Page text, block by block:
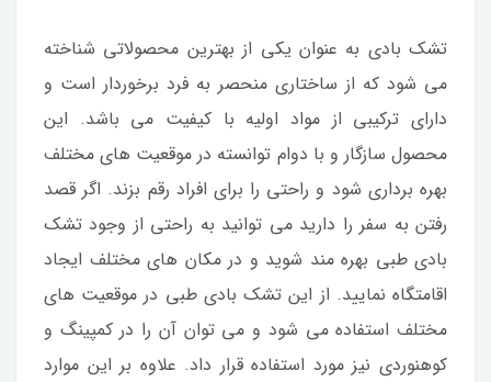
تشک بادی به عنوان یکی از بهترین محصولاتی شناخته
می شود که از ساختاری منحصر به فرد برخوردار است و
دارای ترکیبی از مواد اولیه با کیفیت می باشد. این
محصول سازگار و با دوام توانسته در موقعیت های مختلف
بهره برداری شود و راحتی را برای افراد رقم بزند. اگر قصد
رفتن به سفر را دارید می توانید به راحتی از وجود تشک
بادی طبی بهره مند شوید و در مکان های مختلف ایجاد
اقامتگاه نمایید. از این تشک بادی طبی در موقعیت های
مختلف استفاده می شود و می توان آن را در کمپینگ و
کوهنوردی نیز مورد استفاده قرار داد. علاوه بر این موارد